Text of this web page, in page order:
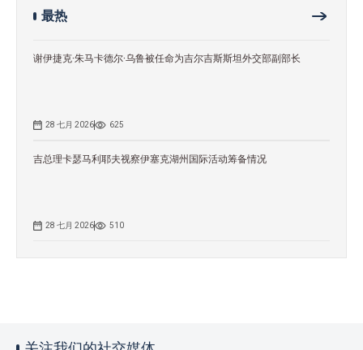
最热
谢伊捷克·朱马卡德尔·乌鲁被任命为吉尔吉斯斯坦外交部副部长
28 七月 2026 625
吉总理卡瑟马利耶夫视察伊塞克湖州国际活动筹备情况
28 七月 2026 510